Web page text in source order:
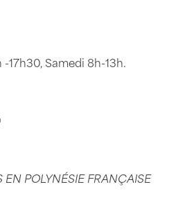
17h30, Samedi 8h-13h.
POLYNÉSIE FRANÇAISE